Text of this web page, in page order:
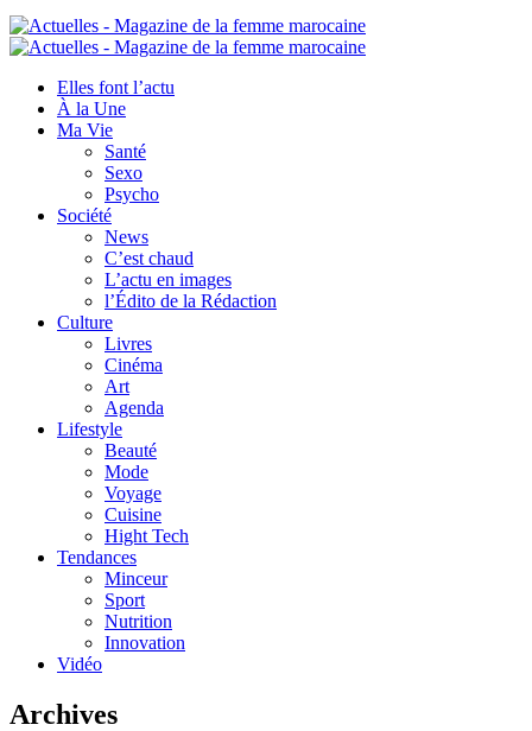
Elles font l’actu
À la Une
Ma Vie
Santé
Sexo
Psycho
Société
News
C’est chaud
L’actu en images
l’Édito de la Rédaction
Culture
Livres
Cinéma
Art
Agenda
Lifestyle
Beauté
Mode
Voyage
Cuisine
Hight Tech
Tendances
Minceur
Sport
Nutrition
Innovation
Vidéo
Archives